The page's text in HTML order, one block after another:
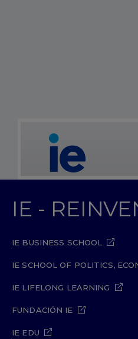
IE -
IE BUSINESS SCHOOL
IE SCHOOL OF POLITICS,
IE LIFELONG LEARNING
FUNDACIÓN IE
IE EDU